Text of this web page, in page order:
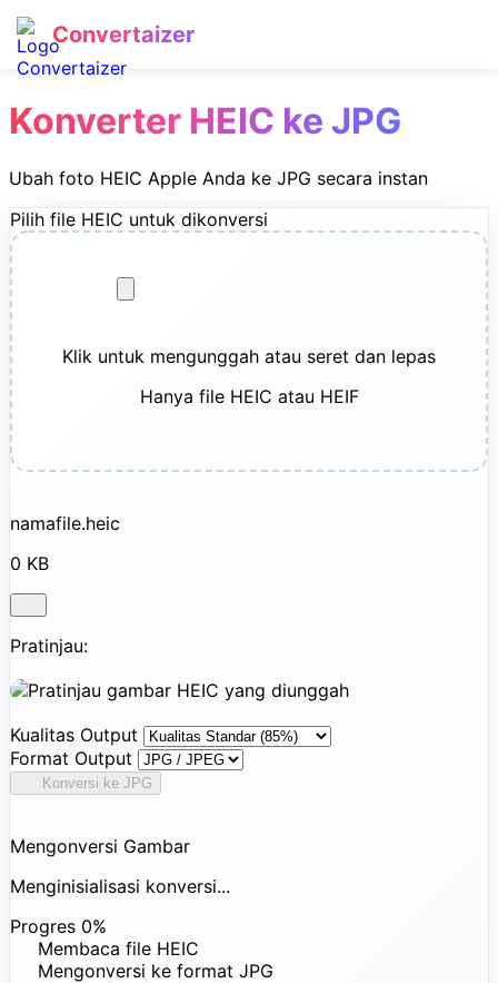
Convertaizer
Konverter HEIC ke JPG
Ubah foto HEIC Apple Anda ke JPG secara instan
Pilih file HEIC untuk dikonversi
Klik untuk mengunggah atau seret dan lepas
Hanya file HEIC atau HEIF
namafile.heic
0 KB
Pratinjau:
Kualitas Output
Format Output
Konversi ke JPG
Mengonversi Gambar
Menginisialisasi konversi...
Progres 0%
Membaca file HEIC
Mengonversi ke format JPG